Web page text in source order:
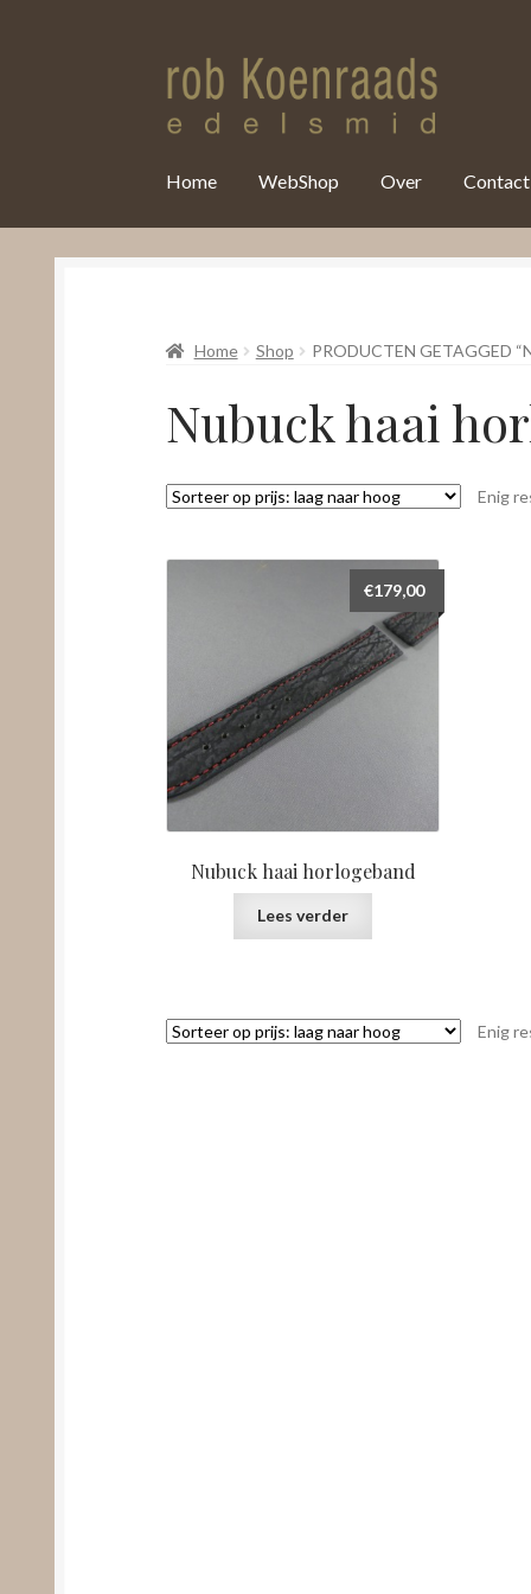
Home WebShop Over Contact
Home Shop PRODUCTEN GETAGGED
Nubuck haai
Enig
Nubuck haai horlogeband
€179,00
Lees verder
Enig